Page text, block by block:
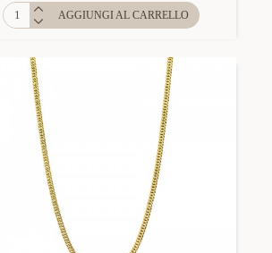
AGGIUNGI AL CARRELLO